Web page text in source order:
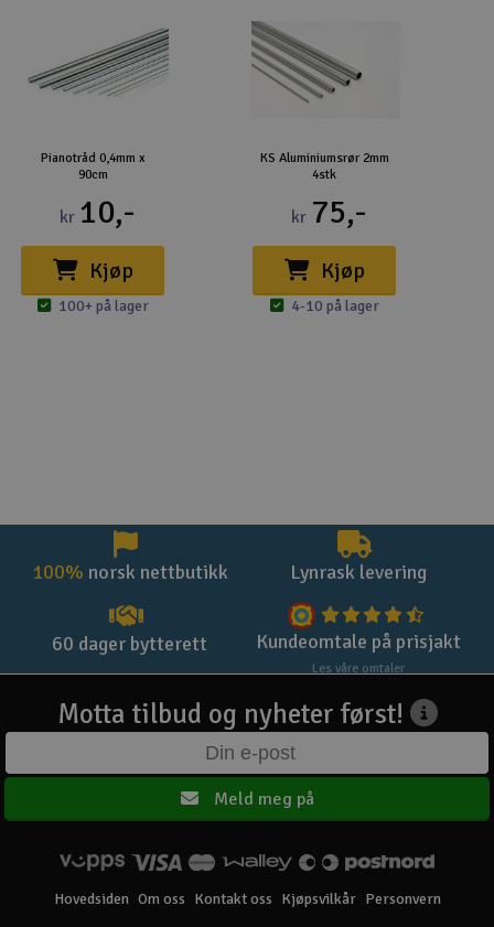
Pianotråd 0,4mm x
90cm
kr 10,-
Kjøp
100+ på lager
KS Aluminiumsrør 2mm
4stk
kr 75,-
Kjøp
4-10 på lager
100% norsk nettbutikk Lynrask levering
60 dager bytterett Kundeomtale på prisjakt
Les våre omtaler
Motta tilbud og nyheter først!
Meld meg på
Hovedsiden Om oss Kontakt oss Kjøpsvilkår Personvern